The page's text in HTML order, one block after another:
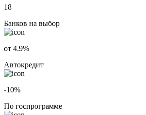
18
Банков на выбор
от 4.9%
Автокредит
-10%
По госпрограмме